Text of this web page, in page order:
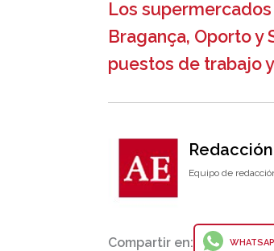
Los
Bragança, Oporto y
puestos de trabajo
Redacción
Equipo de
Compartir en: